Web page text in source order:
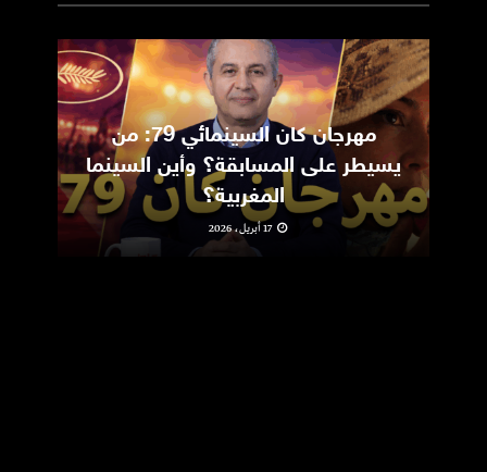
مهرجان كان السينمائي 79: من
يسيطر على المسابقة؟ وأين السينما
المغربية؟
17 أبريل، 2026